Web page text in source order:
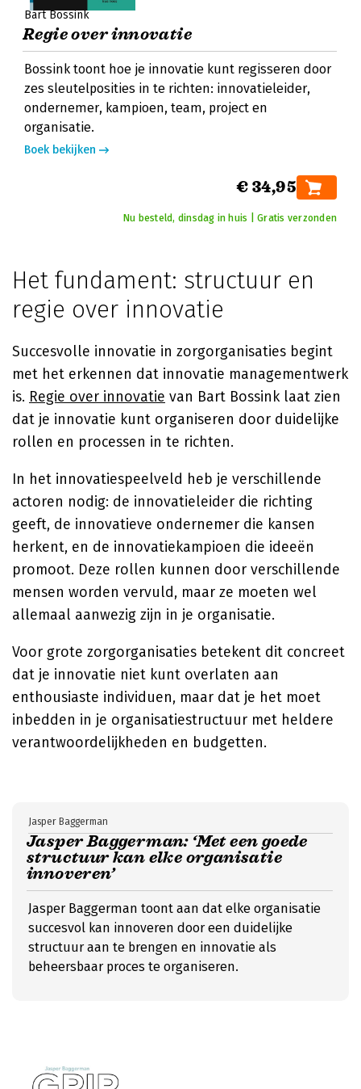
Bart Bossink
Regie over innovatie
Bossink toont hoe je innovatie kunt regisseren door
zes sleutelposities in te richten: innovatieleider,
ondernemer, kampioen, team, project en
organisatie.
Boek bekijken
€ 34,95
Nu besteld, dinsdag in huis | Gratis verzonden
Het fundament: structuur en
regie over innovatie
Succesvolle innovatie in zorgorganisaties begint
met het erkennen dat innovatie managementwerk
is. Regie over innovatie van Bart Bossink laat zien
dat je innovatie kunt organiseren door duidelijke
rollen en processen in te richten.
In het innovatiespeelveld heb je verschillende
actoren nodig: de innovatieleider die richting
geeft, de innovatieve ondernemer die kansen
herkent, en de innovatiekampioen die ideeën
promoot. Deze rollen kunnen door verschillende
mensen worden vervuld, maar ze moeten wel
allemaal aanwezig zijn in je organisatie.
Voor grote zorgorganisaties betekent dit concreet
dat je innovatie niet kunt overlaten aan
enthousiaste individuen, maar dat je het moet
inbedden in je organisatiestructuur met heldere
verantwoordelijkheden en budgetten.
Jasper Baggerman: ‘Met een goede
structuur kan elke organisatie
innoveren’
Jasper Baggerman
Jasper Baggerman toont aan dat elke organisatie
succesvol kan innoveren door een duidelijke
structuur aan te brengen en innovatie als
beheersbaar proces te organiseren.